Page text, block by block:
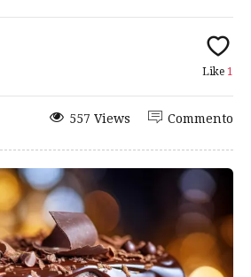
Like 1
Commento
557 Views